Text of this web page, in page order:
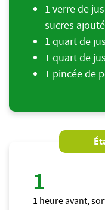
1 verre de
sucres
1 quart de
1 quart de
1 pincée de
1 heure avant,